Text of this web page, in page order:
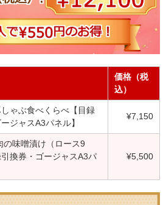
価格（税
込）
ゃぶ食べくらべ【目録
ジャスA3パネル】
¥7,150
の味噌漬け（ロース9
換券・ゴージャスA3パ
¥5,500